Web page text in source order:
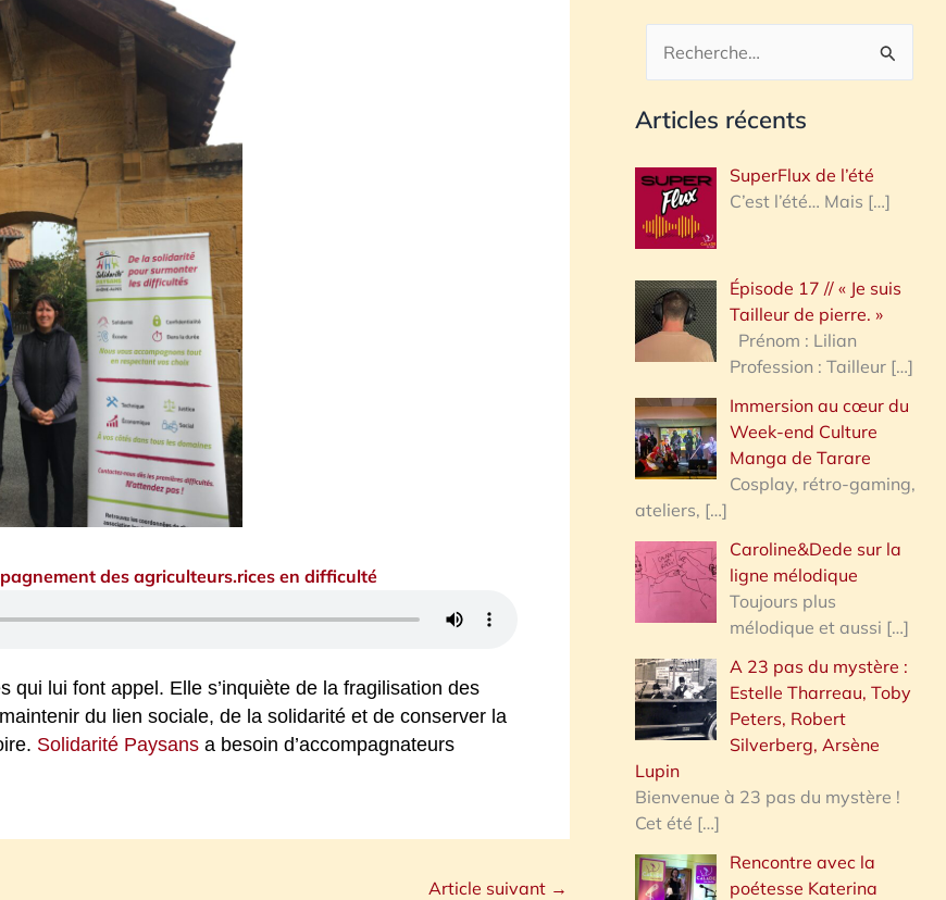
des agriculteurs.rices en difficulté
qui lui font appel. Elle s’inquiète de la fragilisation des
du lien sociale, de la solidarité et de conserver la
Solidarité Paysans a besoin d’accompagnateurs
Article suivant →
c
h
r
h
e
:
Articles récents
SuperFlux de l’été
C’est l’été… Mais […]
Épisode 17 // « Je suis
Tailleur de pierre. »
Prénom : Lilian
Profession : Tailleur […]
Immersion au cœur du
Week-end Culture
Manga de Tarare
Cosplay, rétro-gaming,
ateliers, […]
Caroline&Dede sur la
ligne mélodique
Toujours plus
mélodique et aussi […]
A 23 pas du mystère :
Estelle Tharreau, Toby
Peters, Robert
Silverberg, Arsène
Lupin
Bienvenue à 23 pas du mystère !
Cet été […]
Rencontre avec la
poétesse Katerina